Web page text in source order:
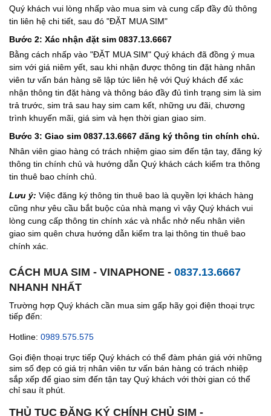
Quý khách vui lòng nhấp vào mua sim và cung cấp đầy đủ thông
tin liên hệ chi tiết, sau đó "ĐẶT MUA SIM"
Bước 2: Xác nhận đặt sim 0837.13.6667
Bằng cách nhấp vào "ĐẶT MUA SIM" Quý khách đã đồng ý mua
sim với giá niêm yết, sau khi nhận được thông tin đặt hàng nhân
viên tư vấn bán hàng sẽ lập tức liên hệ với Quý khách để xác
nhận thông tin đặt hàng và thông báo đầy đủ tình trạng sim là sim
trả trước, sim trả sau hay sim cam kết, những ưu đãi, chương
trình khuyến mãi, giá sim và hẹn thời gian giao sim.
Bước 3: Giao sim 0837.13.6667 đăng ký thông tin chính chủ.
Nhân viên giao hàng có trách nhiệm giao sim đến tận tay, đăng ký
thông tin chính chủ và hướng dẫn Quý khách cách kiểm tra thông
tin thuê bao chính chủ.
Lưu ý: Việc đăng ký thông tin thuê bao là quyền lợi khách hàng
cũng như yêu cầu bắt buộc của nhà mạng vì vậy Quý khách vui
lòng cung cấp thông tin chính xác và nhắc nhở nếu nhân viên
giao sim quên chưa hướng dẫn kiểm tra lại thông tin thuê bao
chính xác.
CÁCH MUA SIM - VINAPHONE - 0837.13.6667
NHANH NHẤT
Trường hợp Quý khách cần mua sim gấp hãy gọi điện thoại trực
tiếp đến:
Hotline: 0989.575.575
Gọi điện thoại trực tiếp Quý khách có thể đàm phán giá với những
sim số đẹp có giá trị nhân viên tư vấn bán hàng có trách nhiệp
sắp xếp để giao sim đến tận tay Quý khách với thời gian có thể
chỉ sau ít phút.
THỦ TỤC ĐĂNG KÝ CHÍNH CHỦ SIM -